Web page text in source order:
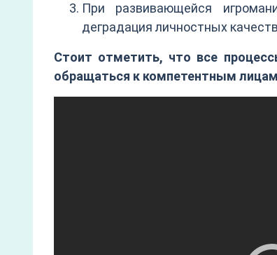
При развивающейся
деградация личностных
Стоит отметить, что все
обращаться к компетентным